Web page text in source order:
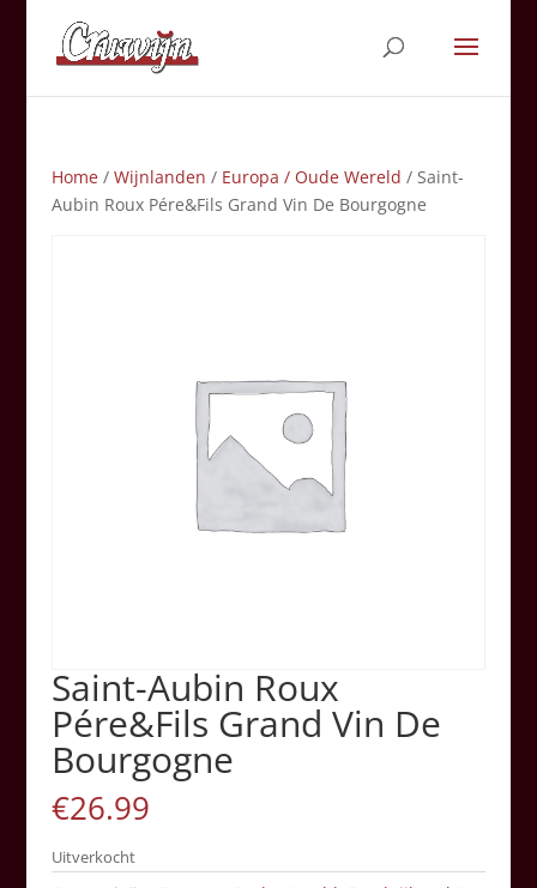
Home/ Wijnlanden / Europa / Oude Wereld / Saint-
Aubin Roux Pére&Fils Grand Vin De Bourgogne
Saint-Aubin Roux
Pére&Fils Grand Vin De
Bourgogne
€26.99
Uitverkocht